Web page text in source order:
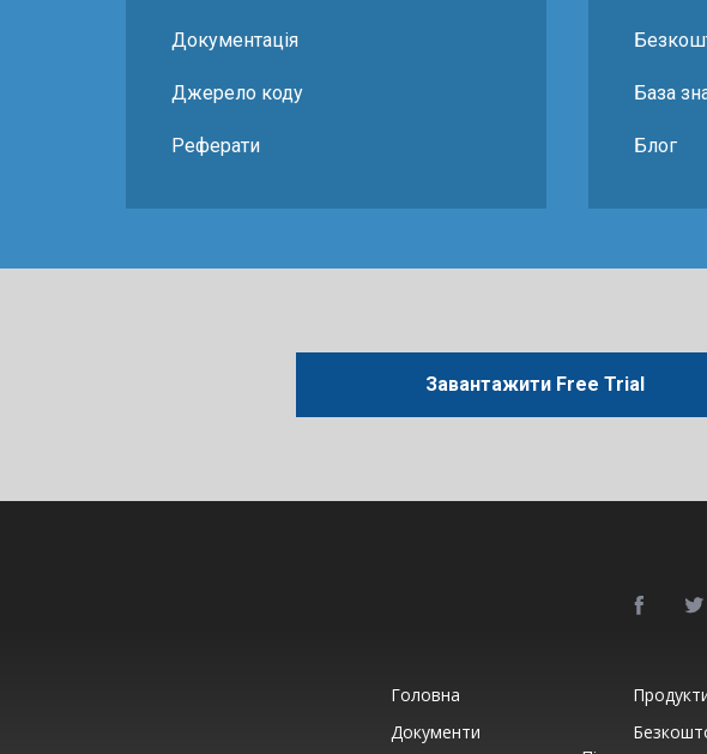
Документація
Джерело коду
Реферати
База
Блог
Завантажити Free Trial
Головна
Документи